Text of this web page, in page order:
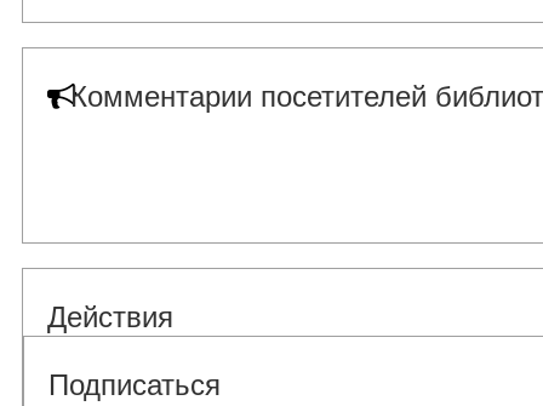
Комментарии посетителей
Действия
Подписаться